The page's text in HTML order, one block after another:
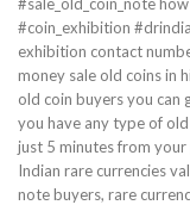
#coin_exhibition
exhibition contact
money sale old coins in
old coin buyers you can
you have any type of
just 5 minutes from your
Indian rare currencies
note buyers, rare